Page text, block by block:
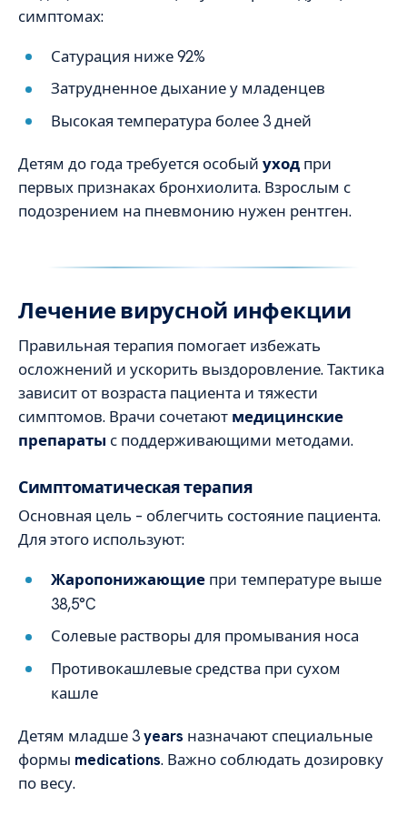
симптомах:
Сатурация ниже 92%
Затрудненное дыхание у младенцев
Высокая температура более 3 дней
Детям до года требуется особый уход при
первых признаках бронхиолита. Взрослым с
подозрением на пневмонию нужен рентген.
Лечение вирусной инфекции
Правильная терапия помогает избежать
осложнений и ускорить выздоровление. Тактика
зависит от возраста пациента и тяжести
симптомов. Врачи сочетают медицинские
препараты с поддерживающими методами.
Симптоматическая терапия
Основная цель – облегчить состояние пациента.
Для этого используют:
Жаропонижающие при температуре выше
38,5°C
Солевые растворы для промывания носа
Противокашлевые средства при сухом
кашле
Детям младше 3years назначают специальные
формы medications. Важно соблюдать дозировку
по весу.